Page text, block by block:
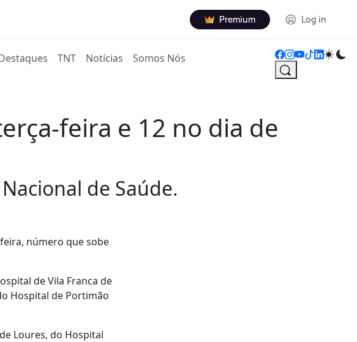
Premium Log in
TNT Notícias Somos Nós
feira e 12 no dia de
de Saúde.
número que sobe
de Vila Franca de
Hospital de Portimão
Loures, do Hospital